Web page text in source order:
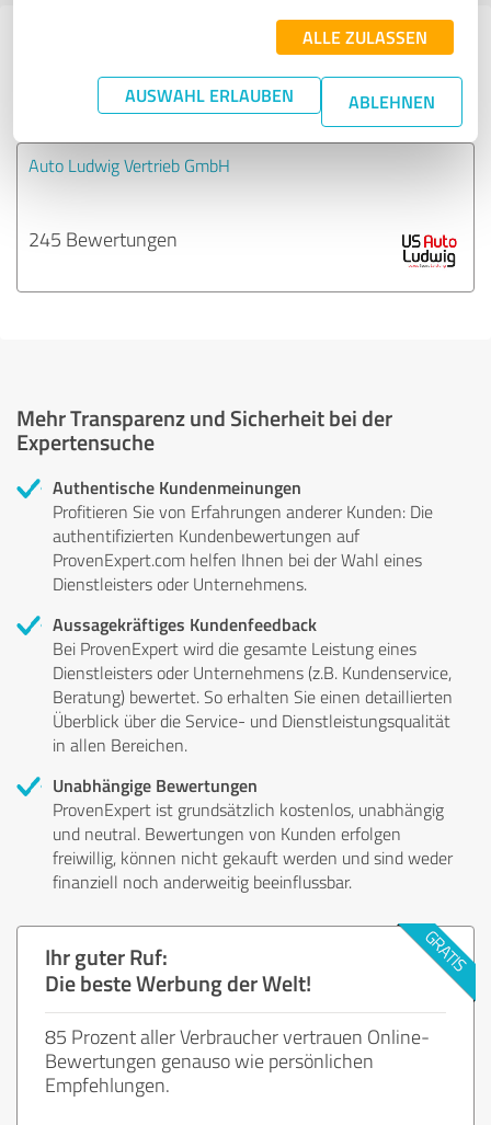
ALLE ZULASSEN
AUSWAHL ERLAUBEN ABLEHNEN
Erfahrungen zu weiteren
Anbietern aus dem Bereich
Autohandel
Auto Ludwig Vertrieb GmbH
245 Bewertungen
Mehr Transparenz und Sicherheit bei der
Expertensuche
Authentische Kundenmeinungen
Profitieren Sie von Erfahrungen anderer Kunden: Die
authentifizierten Kundenbewertungen auf
ProvenExpert.com helfen Ihnen bei der Wahl eines
Dienstleisters oder Unternehmens.
Aussagekräftiges Kundenfeedback
Bei ProvenExpert wird die gesamte Leistung eines
Dienstleisters oder Unternehmens (z.B. Kundenservice,
Beratung) bewertet. So erhalten Sie einen detaillierten
Überblick über die Service- und Dienstleistungsqualität
in allen Bereichen.
Unabhängige Bewertungen
ProvenExpert ist grundsätzlich kostenlos, unabhängig
und neutral. Bewertungen von Kunden erfolgen
freiwillig, können nicht gekauft werden und sind weder
finanziell noch anderweitig beeinflussbar.
Ihr guter Ruf:
Die beste Werbung der Welt!
85 Prozent aller Verbraucher vertrauen Online-
Bewertungen genauso wie persönlichen
Empfehlungen.